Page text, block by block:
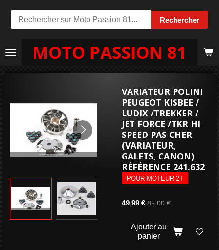
Rechercher
Passer
au
principal
MOTO PASSION 81
VARIATEUR POLINI
PEUGEOT KISBEE /
LUDIX /TREKKER /
JET FORCE /TKR HI
SPEED PAS CHER
(VARIATEUR,
GALETS, CANON)
RÉFÉRENCE 241.632
POUR MOTEUR 2T
49,99 € 85,00 €
Ajouter au
panier